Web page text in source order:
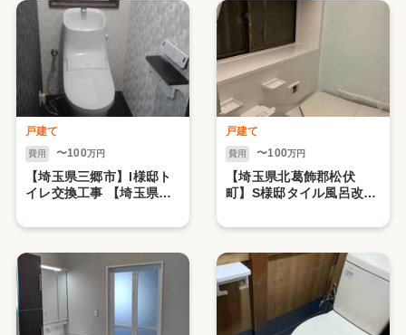
戸建て
費用 〜100万円
【埼玉県三郷市】I様邸ト
イレ交換工事 【埼玉県三
事 LIXILアメージュZA2台
戸建て
費用 〜100万円
【埼玉県北葛飾郡松伏
町】S様邸タイル風呂改修
TOTO サザナ1116